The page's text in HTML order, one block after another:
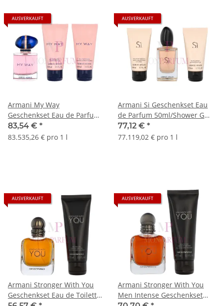
AUSVERKAUFT
Armani My Way
Geschenkset Eau de Parfum
50ml/Shower Gel 50ml/Body
Lotion 50ml
83,54 € *
83.535,26 € pro 1 l
AUSVERKAUFT
Armani Si Geschenkset Eau
de Parfum 50ml/Shower Gel
50ml/Body Lotion 50ml
77,12 € *
77.119,02 € pro 1 l
AUSVERKAUFT
Armani Stronger With You
Geschenkset Eau de Toilette
AUSVERKAUFT
Armani Stronger With You
Men Intense Geschenkset